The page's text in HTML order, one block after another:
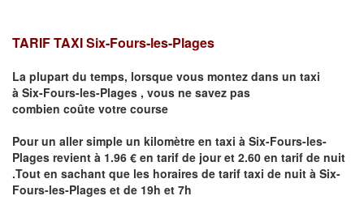
TARIF TAXI Six-Fours-les-Plages
La plupart du temps, lorsque vous montez dans un taxi
à Six-Fours-les-Plages , vous ne savez pas
combien coûte votre course
Pour un aller simple un kilomètre en taxi à Six-Fours-les-
Plages revient à 1.96 € en tarif de jour et 2.60 en tarif de nuit
.Tout en sachant que les horaires de tarif taxi de nuit à Six-
Fours-les-Plages et de 19h et 7h